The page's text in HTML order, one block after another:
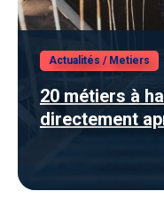
Actualités / Metiers
20 métiers à
directement